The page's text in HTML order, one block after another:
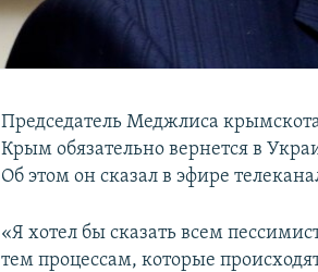
Председатель Меджлиса
Крым обязательно вернется в
Об этом он сказал в эфире
«Я хотел бы сказать всем
тем процессам, которые